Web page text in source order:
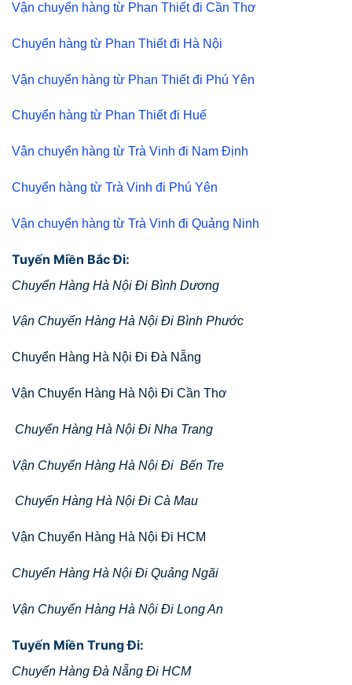
Vận chuyển hàng từ Phan Thiết đi Cần Thơ
Chuyển hàng từ Phan Thiết đi Hà Nội
Vận chuyển hàng từ Phan Thiết đi Phú Yên
Chuyển hàng từ Phan Thiết đi Huế
Vận chuyển hàng từ Trà Vinh đi Nam Định
Chuyển hàng từ Trà Vinh đi Phú Yên
Vận chuyển hàng từ Trà Vinh đi Quảng Ninh
Tuyến Miền Bắc Đi:
Chuyển Hàng Hà Nội Đi Bình Dương
Vận Chuyển Hàng Hà Nội Đi Bình Phước
Chuyển Hàng Hà Nội Đi Đà Nẵng
Vận Chuyển Hàng Hà Nội Đi Cần Thơ
Chuyển Hàng Hà Nội Đi Nha Trang
Vận Chuyển Hàng Hà Nội Đi Bến Tre
Chuyển Hàng Hà Nội Đi Cà Mau
Vận Chuyển Hàng Hà Nội Đi HCM
Chuyển Hàng Hà Nội Đi Quảng Ngãi
Vận Chuyển Hàng Hà Nội Đi Long An
Tuyến Miền Trung Đi:
Chuyển Hàng Đà Nẵng Đi HCM